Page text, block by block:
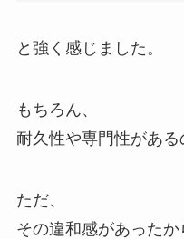
と強く感じました。
もちろん、
耐久性や専門性がある
ただ、
その違和感があったか